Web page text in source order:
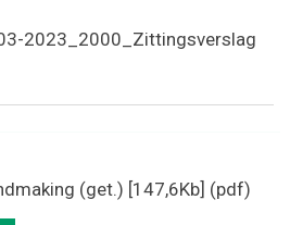
2023_2000_Zittingsverslag
(get.) [147,6Kb] (pdf)